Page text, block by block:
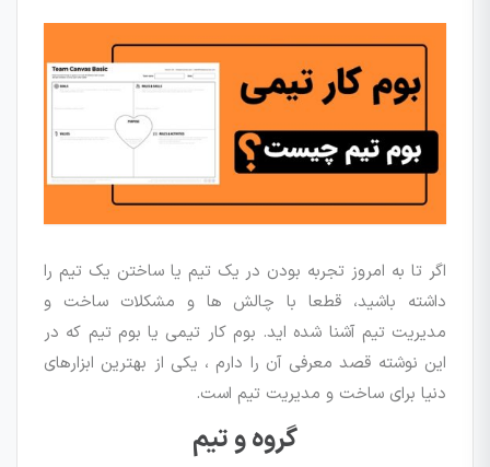
اگر تا به امروز تجربه بودن در یک تیم یا ساختن یک تیم را
داشته باشید، قطعا با چالش ها و مشکلات ساخت و
مدیریت تیم آشنا شده اید. بوم کار تیمی یا بوم تیم که در
این نوشته قصد معرفی آن را دارم ، یکی از بهترین ابزارهای
دنیا برای ساخت و مدیریت تیم است.
گروه و تیم